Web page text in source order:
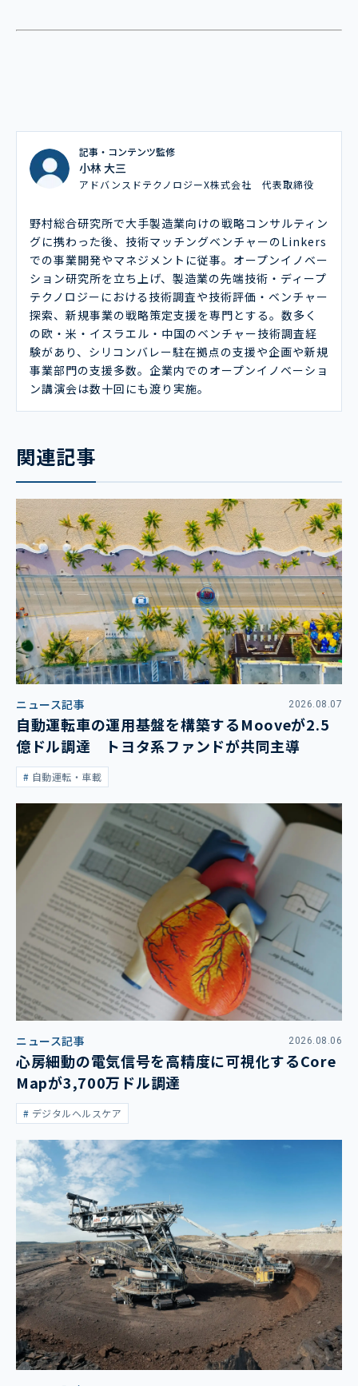
記事・コンテンツ監修
小林 大三
アドバンスドテクノロジーX株式会社 代表取締役
野村総合研究所で大手製造業向けの戦略コンサルティン
グに携わった後、技術マッチングベンチャーのLinkers
での事業開発やマネジメントに従事。オープンイノベー
ション研究所を立ち上げ、製造業の先端技術・ディープ
テクノロジーにおける技術調査や技術評価・ベンチャー
探索、新規事業の戦略策定支援を専門とする。数多く
の欧・米・イスラエル・中国のベンチャー技術調査経
験があり、シリコンバレー駐在拠点の支援や企画や新規
事業部門の支援多数。企業内でのオープンイノベーショ
ン講演会は数十回にも渡り実施。
関連記事
ニュース記事 2026.08.07
自動運転車の運用基盤を構築するMooveが2.5
億ドル調達 トヨタ系ファンドが共同主導
自動運転・車載
ニュース記事 2026.08.06
心房細動の電気信号を高精度に可視化するCore
Mapが3,700万ドル調達
デジタルヘルスケア